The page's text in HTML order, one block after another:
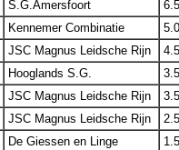
S.G.Amersfoort
Kennemer Combinatie
JSC Magnus Leidsche Rijn
Hooglands S.G.
JSC Magnus Leidsche Rijn
JSC Magnus Leidsche Rijn
De Giessen en Linge